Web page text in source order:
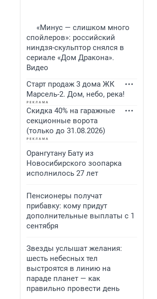
«Минус — слишком много
спойлеров»: российский
ниндзя-скульптор снялся в
сериале «Дом Дракона».
Видео
Старт продаж 3 дома ЖК
Марсель-2. Дом, небо, река!
Скидка 40% на гаражные
секционные ворота
(только до 31.08.2026)
Орангутану Бату из
Новосибирского зоопарка
исполнилось 27 лет
Пенсионеры получат
прибавку: кому придут
дополнительные выплаты с 1
сентября
Звезды услышат желания:
шесть небесных тел
выстроятся в линию на
параде планет — как
правильно провести день